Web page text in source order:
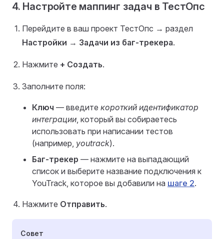
4. Настройте маппинг задач в ТестОпс
Перейдите в ваш проект ТестОпс → раздел
Настройки → Задачи из баг-трекера.
Нажмите + Создать.
Заполните поля:
Ключ — введите короткий идентификатор
интеграции, который вы собираетесь
использовать при написании тестов
(например, youtrack).
Баг-трекер — нажмите на выпадающий
список и выберите название подключения к
YouTrack, которое вы добавили на шаге 2.
Нажмите Отправить.
Совет